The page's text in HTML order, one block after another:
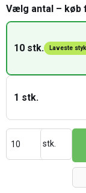
Vælg antal – køb
10 stk. Laveste
1 stk.
stk.